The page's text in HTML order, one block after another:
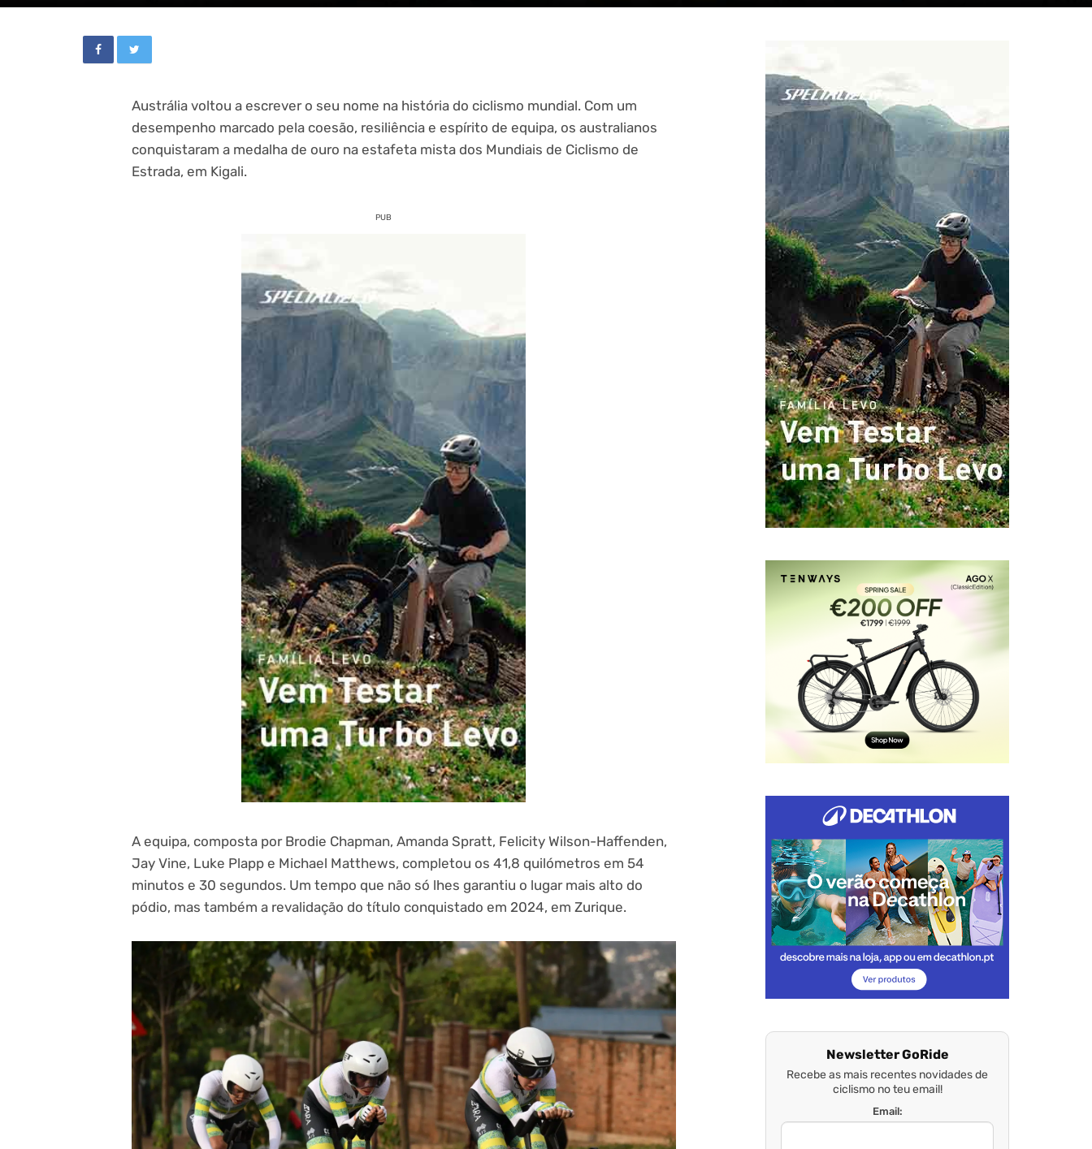
Austrália voltou a escrever o seu nome na história do ciclismo mundial. Com um
desempenho marcado pela coesão, resiliência e espírito de equipa, os australianos
conquistaram a medalha de ouro na estafeta mista dos Mundiais de Ciclismo de
Estrada, em Kigali.
PUB
A equipa, composta por Brodie Chapman, Amanda Spratt, Felicity Wilson-Haffenden,
Jay Vine, Luke Plapp e Michael Matthews, completou os 41,8 quilómetros em 54
minutos e 30 segundos. Um tempo que não só lhes garantiu o lugar mais alto do
pódio, mas também a revalidação do título conquistado em 2024, em Zurique.
Newsletter GoRide
Recebe as mais recentes novidades de
ciclismo no teu email!
Email: